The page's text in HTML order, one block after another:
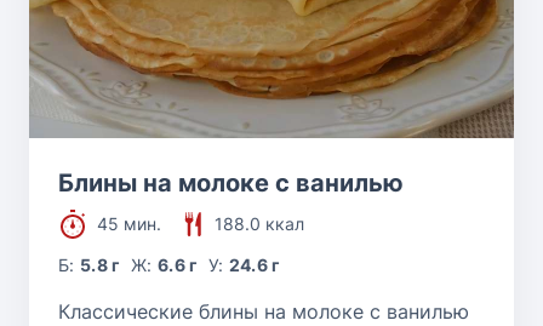
Блины на молоке с ванилью
45 мин.
188.0 ккал
Б: 5.8 г Ж: 6.6 г У: 24.6 г
Классические блины на молоке с ванилью